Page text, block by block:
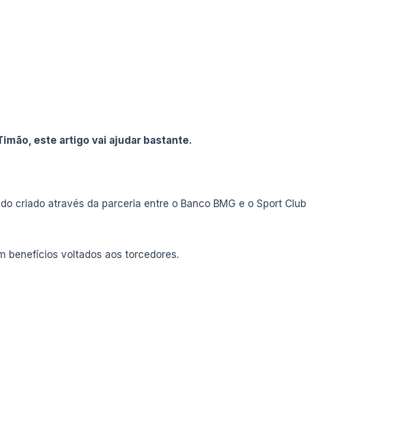
este artigo vai ajudar bastante.
criado através da parceria entre o Banco BMG e o Sport Club
benefícios voltados aos torcedores.